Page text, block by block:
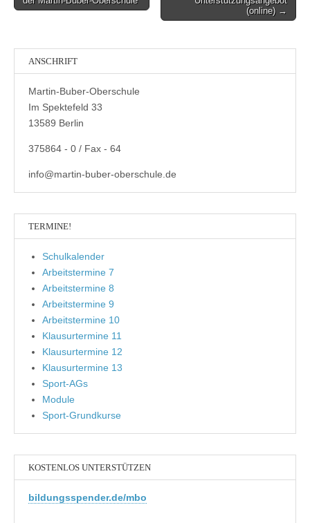
navigation
(online) →
ANSCHRIFT
Martin-Buber-Oberschule
Im Spektefeld 33
13589 Berlin
375864 - 0 / Fax - 64
info@martin-buber-oberschule.de
TERMINE!
Schulkalender
Arbeitstermine 7
Arbeitstermine 8
Arbeitstermine 9
Arbeitstermine 10
Klausurtermine 11
Klausurtermine 12
Klausurtermine 13
Sport-AGs
Module
Sport-Grundkurse
KOSTENLOS UNTERSTÜTZEN
bildungsspender.de/mbo